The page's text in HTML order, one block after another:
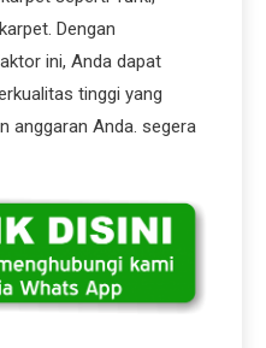
Dengan
ini, Anda dapat
tinggi yang
anggaran Anda. segera